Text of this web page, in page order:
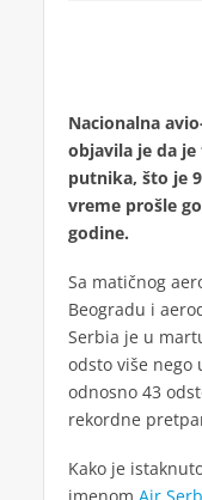
Nacionalna
objavila je da
putnika, što je
vreme prošle
godine.
Sa matičnog
Beogradu i
Serbia je u
odsto više nego
odnosno 43
rekordne
Kako je